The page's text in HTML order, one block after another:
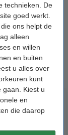
technieken. De
goed werkt.
ons helpt de
alleen
en willen
en buiten
u alles over
kunt
gaan. Kiest u
en
die daarop